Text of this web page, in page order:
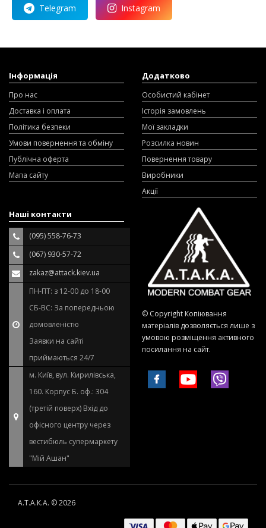
Telegram Instagram
Інформація
Про нас
Доставка і оплата
Політика безпеки
Умови повернення та обміну
Публічна оферта
Мапа сайту
Додатково
Особистий кабінет
Історія замовлень
Мої закладки
Розсилка новин
Повернення товару
Виробники
Акції
Наші контакти
(095) 558-76-73
(067) 930-57-72
zakaz@attack.kiev.ua
ПН-ПТ: з 12-00 до 18-00
СБ-ВС: За попередньою
домовленістю
Заявки на сайті
приймаються 24/7
м. Київ, вул. Кирилівська,
160. Корпус Б. оф.: 304
(третій поверх) Вхід до
офісного центру через
вестибюль супермаркету
"Мій Ашан"
© Copyright Копіювання
матеріалів дозволяється лише з
умовою розміщення активного
посилання на сайт.
А.Т.А.К.А. © 2026